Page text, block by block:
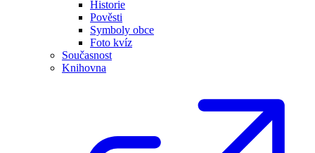
Historie
Pověsti
Symboly obce
Foto kvíz
Současnost
Knihovna